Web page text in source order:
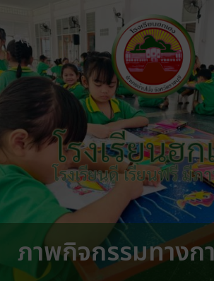
โรงเรียนฮก
โรงเรียนดี เรียนฟรี มีภ
ภาพกิจกรรมทางก